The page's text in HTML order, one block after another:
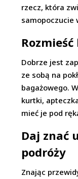
rzecz, która
samopoczucie
Dobrze jest
ze sobą na
bagażowego.
kurtki,
mieć je pod
Daj znać
podróży
Znając